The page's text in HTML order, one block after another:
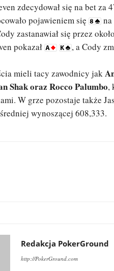
zdecydował się na bet za
pojawieniem się
zastanawiał się przez
pokazał
, a Cody
mieli tacy zawodnicy jak
Shak oraz Rocco Palumbo,
W grze pozostaje także
wynoszącej 608,333.
Redakcja PokerGround
http://PokerGround.com